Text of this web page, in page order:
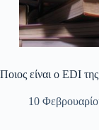
Ποιος είναι ο EDI
10